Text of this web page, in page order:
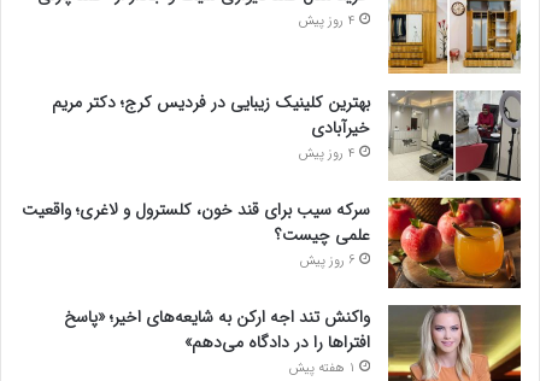
4 روز پیش
بهترین کلینیک زیبایی در فردیس کرج؛ دکتر مریم
خیرآبادی
4 روز پیش
سرکه سیب برای قند خون، کلسترول و لاغری؛ واقعیت
علمی چیست؟
6 روز پیش
واکنش تند اجه ارکن به شایعه‌های اخیر؛ «پاسخ
افتراها را در دادگاه می‌دهم»
1 هفته پیش